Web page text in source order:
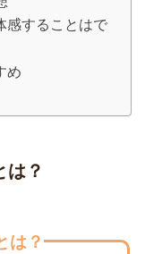
感することはで
め
？
は？